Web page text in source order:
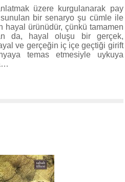
üzere kurgulanarak pay
bir senaryo şu cümle ile
hayal ürünüdür, çünkü tamamen
da, hayal oluşu bir gerçek,
ve gerçeğin iç içe geçtiği girift
temas etmesiyle uykuya